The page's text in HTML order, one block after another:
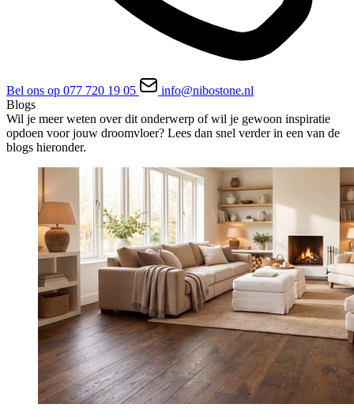
Bel ons op 077 720 19 05
info@nibostone.nl
Blogs
Wil je meer weten over dit onderwerp of wil je gewoon inspiratie
opdoen voor jouw droomvloer? Lees dan snel verder in een van de
blogs hieronder.